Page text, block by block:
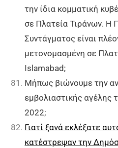
την ίδια κομματική
σε Πλατεία Τιράνων. Η
Συντάγματος είναι
μετονομασμένη σε
Islamabad;
Μήπως βιώνουμε την
εμβολιαστικής αγέλης
2022;
Γιατί ξανά εκλέξατε
κατέστρεψαν την